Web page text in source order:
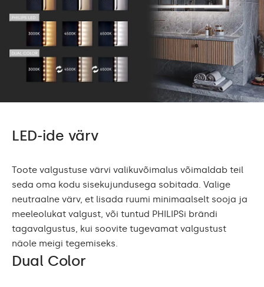
LED-ide värv
Toote valgustuse värvi valikuvõimalus võimaldab teil
seda oma kodu sisekujundusega sobitada. Valige
neutraalne värv, et lisada ruumi minimaalselt sooja ja
meeleolukat valgust, või tuntud PHILIPSi brändi
tagavalgustus, kui soovite tugevamat valgustust
näole meigi tegemiseks.
Dual Color